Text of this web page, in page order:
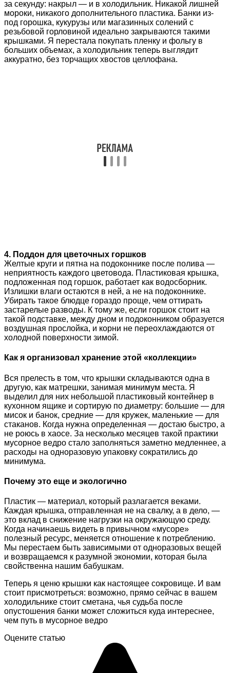
за секунду: накрыл — и в холодильник. Никакой лишней
мороки, никакого дополнительного пластика. Банки из-
под горошка, кукурузы или магазинных солений с
резьбовой горловиной идеально закрываются такими
крышками. Я перестала покупать пленку и фольгу в
больших объемах, а холодильник теперь выглядит
аккуратно, без торчащих хвостов целлофана.
4. Поддон для цветочных горшков
Желтые круги и пятна на подоконнике после полива —
неприятность каждого цветовода. Пластиковая крышка,
подложенная под горшок, работает как водосборник.
Излишки влаги остаются в ней, а не на подоконнике.
Убирать такое блюдце гораздо проще, чем оттирать
застарелые разводы. К тому же, если горшок стоит на
такой подставке, между дном и подоконником образуется
воздушная прослойка, и корни не переохлаждаются от
холодной поверхности зимой.
Как я организовал хранение этой «коллекции»
Вся прелесть в том, что крышки складываются одна в
другую, как матрешки, занимая минимум места. Я
выделил для них небольшой пластиковый контейнер в
кухонном ящике и сортирую по диаметру: большие — для
мисок и банок, средние — для кружек, маленькие — для
стаканов. Когда нужна определенная — достаю быстро, а
не роюсь в хаосе. За несколько месяцев такой практики
мусорное ведро стало заполняться заметно медленнее, а
расходы на одноразовую упаковку сократились до
минимума.
Почему это еще и экологично
Пластик — материал, который разлагается веками.
Каждая крышка, отправленная не на свалку, а в дело, —
это вклад в снижение нагрузки на окружающую среду.
Когда начинаешь видеть в привычном «мусоре»
полезный ресурс, меняется отношение к потреблению.
Мы перестаем быть зависимыми от одноразовых вещей
и возвращаемся к разумной экономии, которая была
свойственна нашим бабушкам.
Теперь я ценю крышки как настоящее сокровище. И вам
стоит присмотреться: возможно, прямо сейчас в вашем
холодильнике стоит сметана, чья судьба после
опустошения банки может сложиться куда интереснее,
чем путь в мусорное ведро
Оцените статью